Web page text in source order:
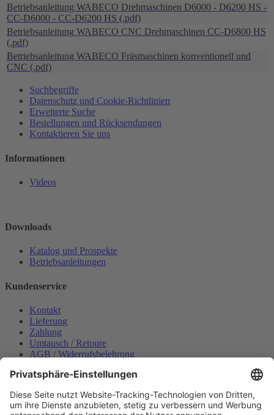
Betriebsanleitung WABECO Drehmaschinen D6000 - D6200 HS -
CC-D6000 - CC-D6200 HS (.pdf)
Betriebsanleitung WABECO CNC Drehmaschinen CC-D6800 HS
(.pdf)
Betriebsanleitung WABECO Fräsmaschinen konventionell und
CNC (.pdf)
Suchbegriffe
Datenschutz und Cookie-Richtlinien
Erweiterte Suche
Bestellungen und Rücksendungen
Kontaktieren Sie uns
Informationen
Videos
Downloads
Katalog und Prospekte
Betriebsanleitungen
Kundenservice
Kontakt
Lieferung
Zahlung
Umtausch / Retoure
AGB / Widerrufsbelehrung
Datenschutzerklärung
Bestellung widerrufen